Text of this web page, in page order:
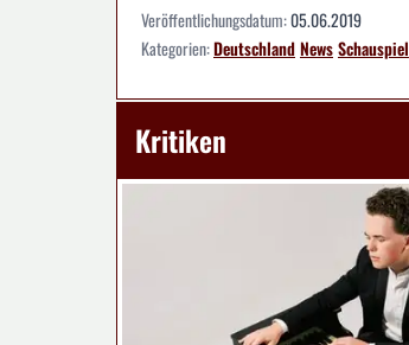
Veröffentlichungsdatum:05.06.2019
Kategorien:DeutschlandNewsSchauspiel
Kritiken